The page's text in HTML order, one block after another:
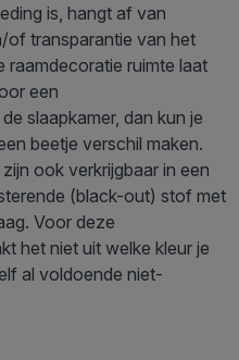
is, hangt af van
of transparantie van het
raamdecoratie ruimte laat
een
slaapkamer, dan kun je
beetje verschil maken.
ook verkrijgbaar in een
(black-out) stof met
Voor deze
het niet uit welke kleur je
al voldoende niet-